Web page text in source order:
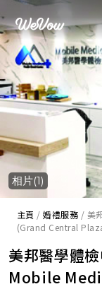
相片(1)
主頁 /婚禮服務 / 美
(Grand Central
美邦醫學體
Mobile